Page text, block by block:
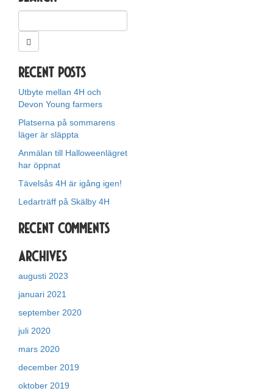
Recent Posts
Utbyte mellan 4H och
Devon Young farmers
Platserna på sommarens
läger är släppta
Anmälan till Halloweenlägret
har öppnat
Tävelsås 4H är igång igen!
Ledarträff på Skälby 4H
Recent Comments
Archives
augusti 2023
januari 2021
september 2020
juli 2020
mars 2020
december 2019
oktober 2019